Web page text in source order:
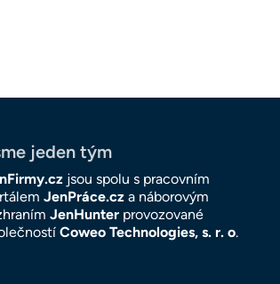
jeden tým
jsou spolu s pracovním
JenPráce.cz a náborovým
JenHunter provozované
Coweo Technologies, s. r. o.